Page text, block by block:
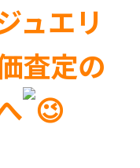
ュエリ
査定の